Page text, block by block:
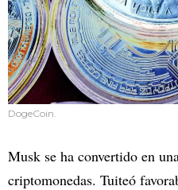
DogeCoin.
Musk se ha convertido en
criptomonedas. Tuiteó